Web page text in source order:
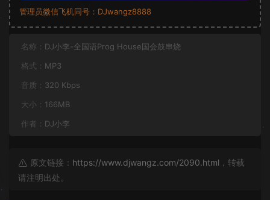
管理员微信飞机同号：DJwangz8888
名称： DJ小李-全国语Prog House国会鼓串烧
格式： MP3
音质： 320 Kbps
大小： 166MB
作者： DJ小李
原文链接： https://www.djwangz.com/2090.html ，转载
请注明出处。